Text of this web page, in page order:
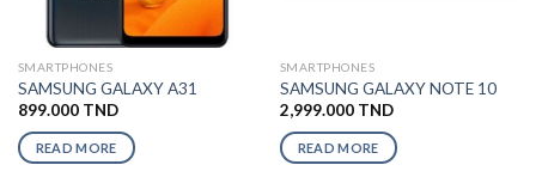
SMARTPHONES
SAMSUNG GALAXY A31
899.000 TND
READ MORE
SMARTPHONES
SAMSUNG GALAXY NOTE 10
2,999.000 TND
READ MORE